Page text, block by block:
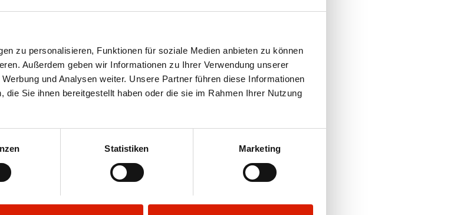
zu personalisieren, Funktionen für soziale Medien anbieten zu können
Außerdem geben wir Informationen zu Ihrer Verwendung unserer
und Analysen weiter. Unsere Partner führen diese Informationen
Sie ihnen bereitgestellt haben oder die sie im Rahmen Ihrer Nutzung
Statistiken Marketing